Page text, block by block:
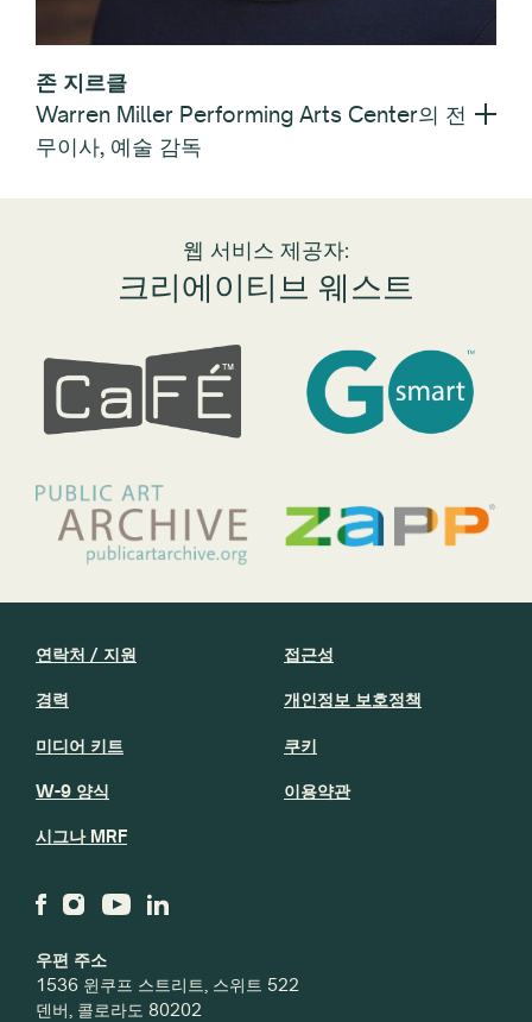
존 지르클
Warren Miller Performing Arts Center의 전
무이사, 예술 감독
웹 서비스 제공자:
크리에이티브 웨스트
우편 주소
1536 윈쿠프 스트리트, 스위트 522
덴버, 콜로라도 80202
연락처 / 지원
경력
미디어 키트
W-9 양식
시그나 MRF
접근성
개인정보 보호정책
쿠키
이용약관